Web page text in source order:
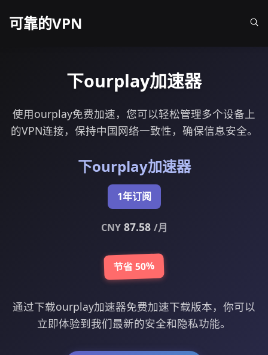
可靠的VPN
下ourplay加速器
使用ourplay免费加速，您可以轻松管理多个设备上
的VPN连接，保持中国网络一致性，确保信息安全。
下ourplay加速器
1年订阅
CNY87.58 /月
节省 50%
通过下载ourplay加速器免费加速下载版本，你可以
立即体验到我们最新的安全和隐私功能。